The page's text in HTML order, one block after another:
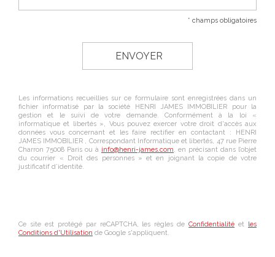
* champs obligatoires
Les informations recueillies sur ce formulaire sont enregistrées dans un
fichier informatisé par la société
HENRI JAMES IMMOBILIER
pour la
gestion et le suivi de votre demande. Conformément à la loi «
informatique et libertés », Vous pouvez exercer votre droit d'accès aux
données vous concernant et les faire rectifier en contactant : HENRI
JAMES IMMOBILIER , Correspondant Informatique et libertés, 47 rue Pierre
Charron 75008 Paris ou à info@henri-james.com, en précisant dans l’objet
du courrier « Droit des personnes » et en joignant la copie de votre
justificatif d’identité.
Ce site est protégé par reCAPTCHA, les règles deConfidentialité et les
Conditions d'Utilisation de Google s'appliquent.